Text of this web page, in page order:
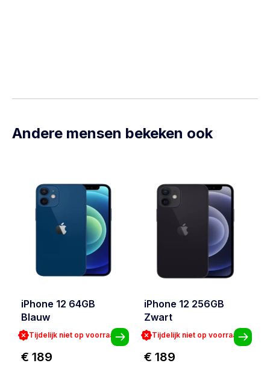
Andere mensen bekeken ook
iPhone 12 64GB
Blauw
Tijdelijk niet op voorraad
€ 189
iPhone 12 256GB
Zwart
Tijdelijk niet op voorraad
€ 189